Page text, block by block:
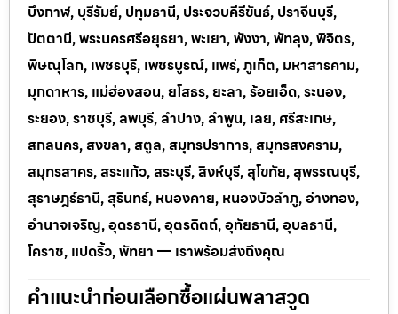
บึงกาฬ, บุรีรัมย์, ปทุมธานี, ประจวบคีรีขันธ์, ปราจีนบุรี,
ปัตตานี, พระนครศรีอยุธยา, พะเยา, พังงา, พัทลุง, พิจิตร,
พิษณุโลก, เพชรบุรี, เพชรบูรณ์, แพร่, ภูเก็ต, มหาสารคาม,
มุกดาหาร, แม่ฮ่องสอน, ยโสธร, ยะลา, ร้อยเอ็ด, ระนอง,
ระยอง, ราชบุรี, ลพบุรี, ลำปาง, ลำพูน, เลย, ศรีสะเกษ,
สกลนคร, สงขลา, สตูล, สมุทรปราการ, สมุทรสงคราม,
สมุทรสาคร, สระแก้ว, สระบุรี, สิงห์บุรี, สุโขทัย, สุพรรณบุรี,
สุราษฎร์ธานี, สุรินทร์, หนองคาย, หนองบัวลำภู, อ่างทอง,
อำนาจเจริญ, อุดรธานี, อุตรดิตถ์, อุทัยธานี, อุบลธานี,
โคราช, แปดริ้ว, พัทยา — เราพร้อมส่งถึงคุณ
คำแนะนำก่อนเลือกซื้อแผ่นพลาสวูด